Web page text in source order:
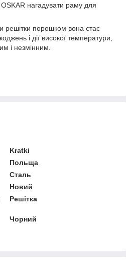
нагадувати раму для
порошком вона стає
і дії високої температури,
і незмінним.
Kratki
Польща
Сталь
Новий
Решітка
Чорний